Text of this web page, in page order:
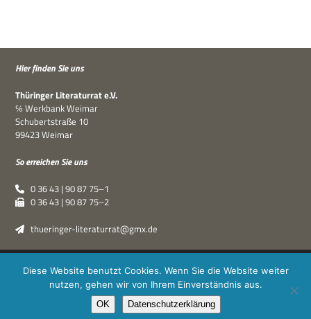
Hier fin­den Sie uns
Thü­rin­ger Lite­ra­tur­rat e.V.
℅ Werk­bank Weimar
Schu­bert­straße 10
99423 Weimar
So errei­chen Sie uns
0 36 43 | 90 87 75–1
0 36 43 | 90 87 75–2
thueringer-literaturrat@gmx.de
Thüringer Literaturrat e.V. | © 2019–2026 ·XPDT : Marken &
Kommunikation|Impressum·Datenschutz
Diese Website benutzt Cookies. Wenn Sie die Website weiter
nutzen, gehen wir von Ihrem Einverständnis aus.
OK Datenschutzerklärung